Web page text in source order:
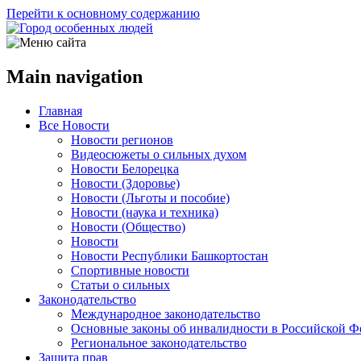
Перейти к основному содержанию
Main navigation
Главная
Все Новости
Новости регионов
Видеосюжеты о сильных духом
Новости Белорецка
Новости (Здоровье)
Новости (Льготы и пособие)
Новости (наука и техника)
Новости (Общество)
Новости
Новости Республики Башкортостан
Спортивные новости
Статьи о сильных
Законодательство
Международное законодательство
Основные законы об инвалидности в Российской
Региональное законодательство
Защита прав